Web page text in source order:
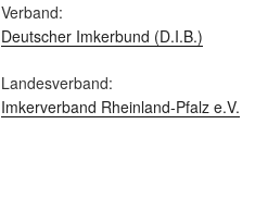
Verband:
Deutscher Imkerbund (D.I.B.)
Landesverband:
Imkerverband Rheinland-Pfalz e.V.